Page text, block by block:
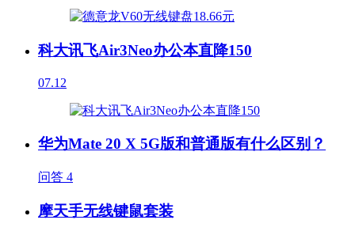
科大讯飞Air3Neo办公本直降150
07.12
华为Mate 20 X 5G版和普通版有什么区别？
问答 4
摩天手无线键鼠套装